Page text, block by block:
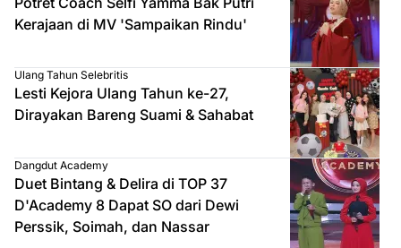
Kerajaan di MV 'Sampaikan Rindu'
Ulang Tahun Selebritis
Lesti Kejora Ulang Tahun ke-27,
Dirayakan Bareng Suami & Sahabat
Dangdut Academy
Duet Bintang & Delira di TOP 37
D'Academy 8 Dapat SO dari Dewi
Perssik, Soimah, dan Nassar